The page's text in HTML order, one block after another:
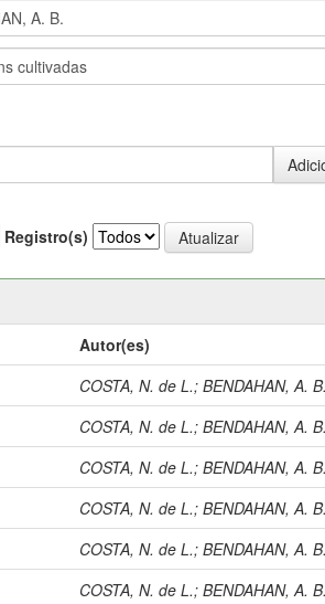
Registro(s)
Autor(es)
COSTA, N. de L.;BENDAHAN, A. B.
COSTA, N. de L.;BENDAHAN, A. B.
COSTA, N. de L.;BENDAHAN, A. B.
COSTA, N. de L.;BENDAHAN, A. B.
COSTA, N. de L.;BENDAHAN, A. B.
COSTA, N. de L.;BENDAHAN, A. B.